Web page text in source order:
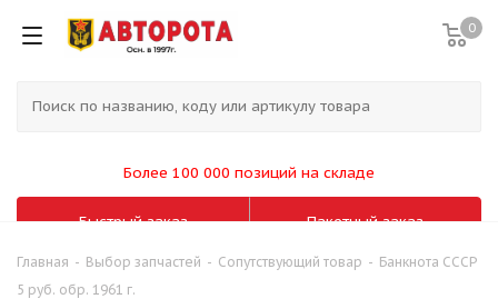
0
Более 100 000 позиций на складе
Быстрый заказ Пакетный заказ
Главная - Выбор запчастей - Сопутствующий товар - Банкнота СССР
5 руб. обр. 1961 г.